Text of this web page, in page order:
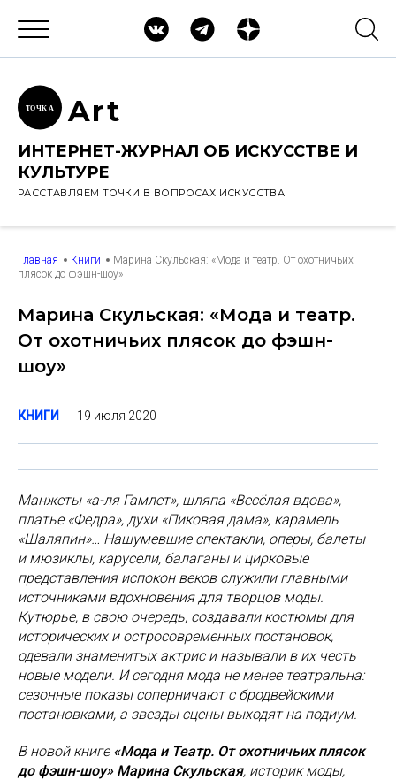
ТОЧК А Art
ИНТЕРНЕТ-ЖУРНАЛ ОБ ИСКУССТВЕ И
КУЛЬТУРЕ
РАССТАВЛЯЕМ ТОЧКИ В ВОПРОСАХ ИСКУССТВА
Главная Книги
Марина Скульская: «Мода и театр. От охотничьих
плясок до фэшн-шоу»
Марина Скульская: «Мода и театр.
От охотничьих плясок до фэшн-
шоу»
КНИГИ 19 июля 2020
Манжеты «а-ля Гамлет», шляпа «Весёлая вдова»,
платье «Федра», духи «Пиковая дама», карамель
«Шаляпин»… Нашумевшие спектакли, оперы, балеты
и мюзиклы, карусели, балаганы и цирковые
представления испокон веков служили главными
источниками вдохновения для творцов моды.
Кутюрье, в свою очередь, создавали костюмы для
исторических и остросовременных постановок,
одевали знаменитых актрис и называли в их честь
новые модели. И сегодня мода не менее театральна:
сезонные показы соперничают с бродвейскими
постановками, а звезды сцены выходят на подиум.
В новой книге «Мода и Театр. От охотничьих плясок
до фэшн-шоу» Марина Скульская, историк моды,